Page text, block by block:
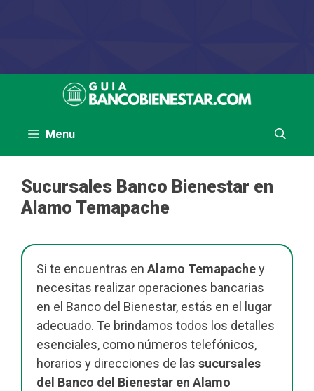
Menu
Sucursales Banco Bienestar en
Alamo Temapache
Si te encuentras en Alamo Temapachey
necesitas realizar operaciones bancarias
en el Banco del Bienestar, estás en el lugar
adecuado. Te brindamos todos los detalles
esenciales, como números telefónicos,
horarios y direcciones de las sucursales
del Banco del Bienestar en Alamo